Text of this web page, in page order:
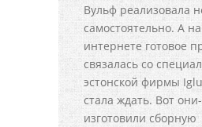
Вульф реализовала
самостоятельно. А
интернете готовое
связалась со
эстонской фирмы
стала ждать. Вот
изготовили сборную